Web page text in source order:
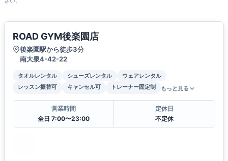
ROAD GYM後楽園店
後楽園駅から徒歩3分
南大泉4-42-22
タオルレンタル シューズレンタル
ウェアレンタル
レッスン振替可
キャンセル可 トレーナー固定制 もっと見る
営業時間
全日 7:00〜23:00
定休日
不定休